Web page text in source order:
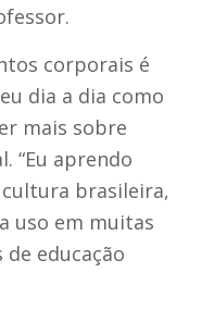
corporais é
dia a dia como
mais sobre
“Eu aprendo
brasileira,
uso em muitas
educação